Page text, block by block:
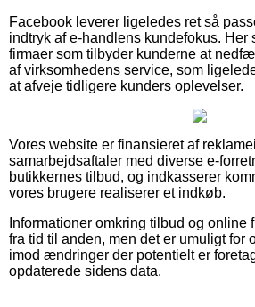
Facebook leverer ligeledes ret så
indtryk af e-handlens kundefokus. Her
firmaer som tilbyder kunderne at
af virksomhedens service, som
at afveje tidligere kunders oplevelser.
Vores website er finansieret af
samarbejdsaftaler med diverse e-
butikkernes tilbud, og indkasserer
vores brugere realiserer et indkøb.
Informationer omkring tilbud og online
fra tid til anden, men det er umuligt for
imod ændringer der potentielt er
opdaterede sidens data.